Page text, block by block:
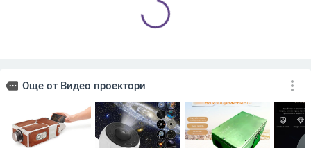
Salange YG300 Мини проектор
LED проектор LCD проектор
YT400 Проектор с голям екран
WiFi Android IOS Mobile Същият